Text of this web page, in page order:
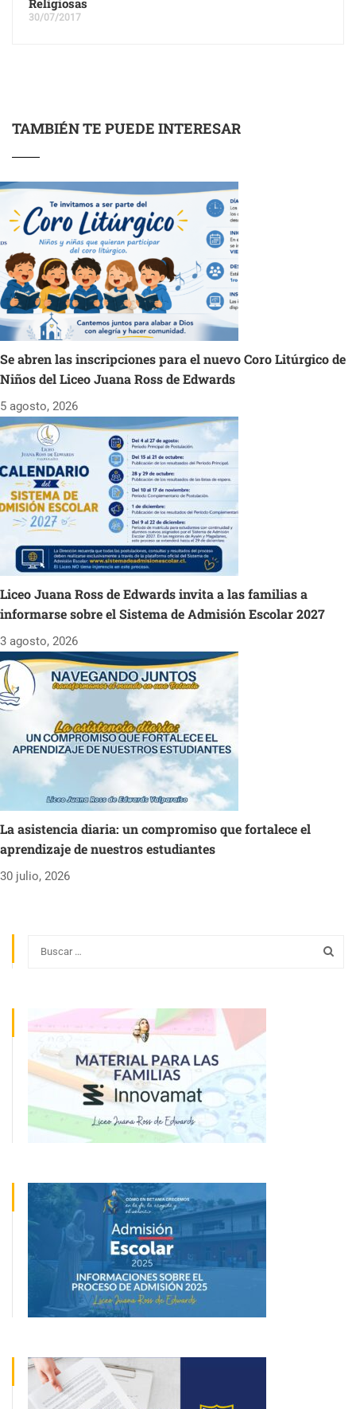
Religiosas
30/07/2017
TAMBIÉN TE PUEDE INTERESAR
Se abren las inscripciones para el nuevo Coro Litúrgico de
Niños del Liceo Juana Ross de Edwards
5 agosto, 2026
Liceo Juana Ross de Edwards invita a las familias a
informarse sobre el Sistema de Admisión Escolar 2027
3 agosto, 2026
La asistencia diaria: un compromiso que fortalece el
aprendizaje de nuestros estudiantes
30 julio, 2026